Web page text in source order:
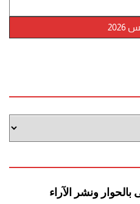
بالحوار ونشر الآراء